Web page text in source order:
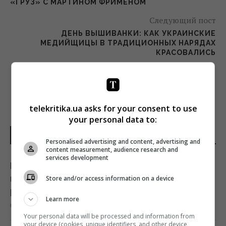
«ГРУЗ» С МАРТИНОМ ФРИМЕНОМ
Следующий пост
ДЕНЬ ВЫШИВАНКИ: КАК УКРАИНСКИЕ
МЕДИЙЩИЦЫ В ТРАДИЦИОННЫХ НАРЯДАХ
КРАСОВАЛИСЬ
РФ будет платить Украине по $20 млрд в
год: экономист оценил реальный механизм
репараций
04:37 суббота, 08 августа 2026
telekritika.ua asks for your consent to use
your personal data to:
Personalised advertising and content, advertising and
content measurement, audience research and
services development
Store and/or access information on a device
Learn more
Your personal data will be processed and information from
your device (cookies, unique identifiers, and other device